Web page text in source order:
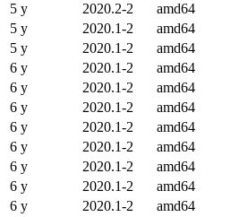
5 y
2020.2-2 amd64
5 y
2020.1-2 amd64
5 y
2020.1-2 amd64
6 y
2020.1-2 amd64
6 y
2020.1-2 amd64
6 y
2020.1-2 amd64
6 y
2020.1-2 amd64
6 y
2020.1-2 amd64
6 y
2020.1-2 amd64
6 y
2020.1-2 amd64
6 y
2020.1-2 amd64